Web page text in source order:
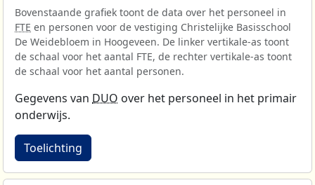
Bovenstaande grafiek toont de data over het personeel in
FTE en personen voor de vestiging Christelijke Basisschool
De Weidebloem in Hoogeveen. De linker vertikale-as toont
de schaal voor het aantal FTE, de rechter vertikale-as toont
de schaal voor het aantal personen.
Gegevens van DUO over het personeel in het primair
onderwijs.
Toelichting